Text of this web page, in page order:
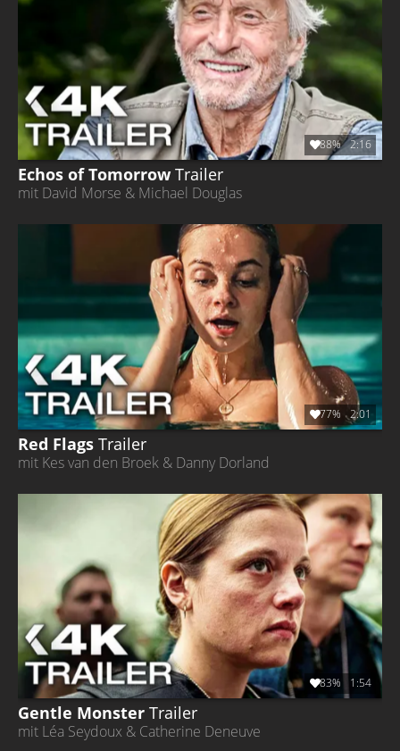
Echos of Tomorrow Trailer
mit David Morse & Michael Douglas
88% 2:16
Red Flags Trailer
mit Kes van den Broek & Danny Dorland
77% 2:01
Gentle Monster Trailer
mit Léa Seydoux & Catherine Deneuve
83% 1:54